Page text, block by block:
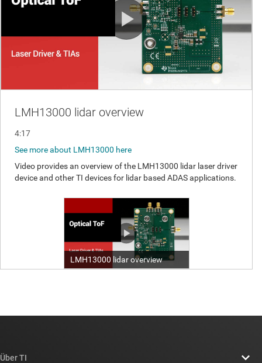
Über TI